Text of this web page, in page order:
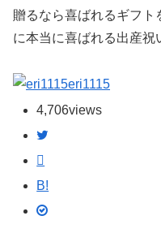
贈るなら喜ばれるギフト
に本当に喜ばれる出産祝
eri1115
4,706views
B!